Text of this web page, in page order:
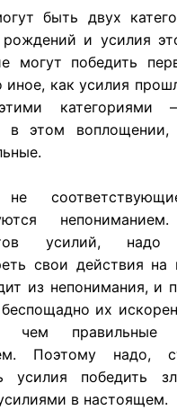
быть двух
и усилия
могут победить
иное, как усилия
категориями
в этом
не
усилий, надо
свои действия на
из непонимания, и
их
чем правильные
Поэтому надо,
усилия победить
в настоящем.